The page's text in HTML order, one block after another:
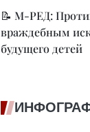
📝 М-РЕД:
враждебным
будущего детей